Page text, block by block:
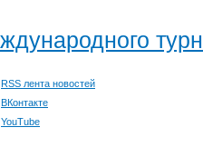
RSS лента новостей
ВКонтакте
YouTube